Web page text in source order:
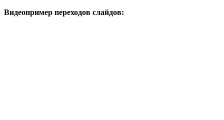
Видеопример переходов слайдов: